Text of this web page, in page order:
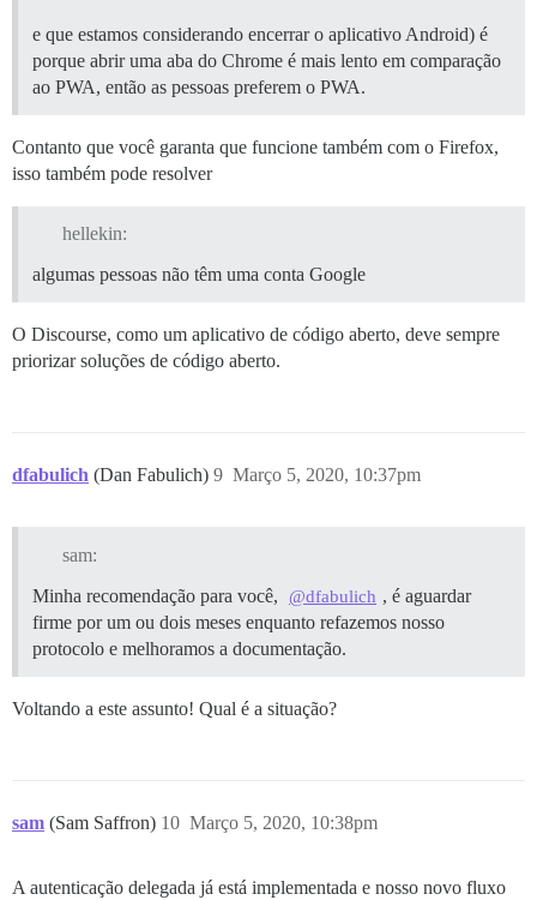
e que estamos considerando encerrar o aplicativo Android) é
porque abrir uma aba do Chrome é mais lento em comparação
ao PWA, então as pessoas preferem o PWA.
Contanto que você garanta que funcione também com o Firefox,
isso também pode resolver
hellekin:
algumas pessoas não têm uma conta Google
O Discourse, como um aplicativo de código aberto, deve sempre
priorizar soluções de código aberto.
dfabulich (Dan Fabulich) Março 5, 2020, 10:37pm
9
sam:
Minha recomendação para você,
@dfabulich , é aguardar
firme por um ou dois meses enquanto refazemos nosso
protocolo e melhoramos a documentação.
Voltando a este assunto! Qual é a situação?
sam (Sam Saffron) Março 5, 2020, 10:38pm
10
A autenticação delegada já está implementada e nosso novo fluxo